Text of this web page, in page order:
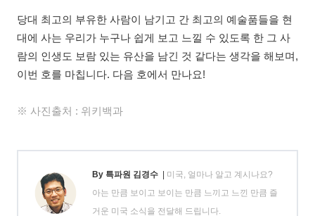
당대 최고의 부유한 사람이 남기고 간 최고의 예술품들을 현
대에 사는 우리가 누구나 쉽게 보고 느낄 수 있도록 한 그 사
람의 인생도 보람 있는 유산을 남긴 것 같다는 생각을 해보며,
이번 호를 마칩니다. 다음 호에서 만나요!
※ 사진출처 : 위키백과
By 특파원 김경수 | 미국, 얼마나 알고 계시나요?
아는 만큼 보이고 보이는 만큼 느끼고 느낀 만큼 즐
거운 미국 소식을 전달해 드립니다.